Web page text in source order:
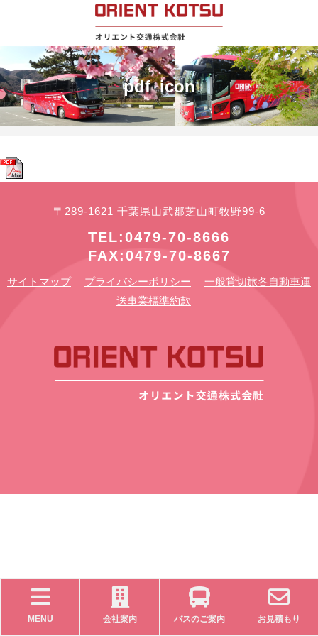
pdf_icon
〒289-1621 千葉県山武郡芝山町牧野99-6
TEL:0479-70-8666
FAX:0479-70-8667
サイトマップ プライバシーポリシー
一般貸切旅各自動車運
送事業標準約款
MENU 会社案内 バスのご案内 お見積もり